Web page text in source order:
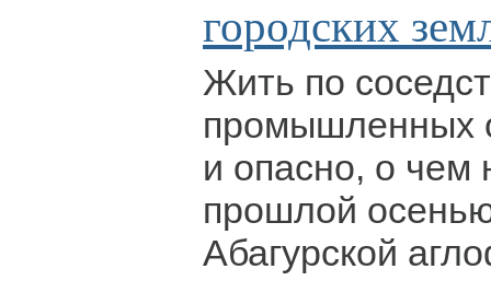
городских
Жить по
промышленных
и опасно, о чем
прошлой
Абагурской